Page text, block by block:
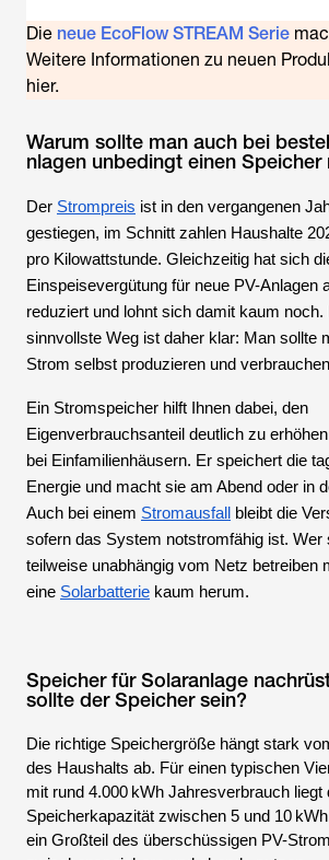
Die neue EcoFlow STREAM Serie
Weitere Informationen zu neuen
hier.
Warum sollte man auch bei
nlagen unbedingt einen Speicher
Der Strompreis ist in den vergangenen
gestiegen, im Schnitt zahlen Haushalte
pro Kilowattstunde. Gleichzeitig hat sich
Einspeisevergütung für neue PV-Anlagen
reduziert und lohnt sich damit kaum
sinnvollste Weg ist daher klar: Man sollte
Strom selbst produzieren und
Ein Stromspeicher hilft Ihnen dabei, den
Eigenverbrauchsanteil deutlich zu
bei Einfamilienhäusern. Er speichert die
Energie und macht sie am Abend oder in
Auch bei einem Stromausfall
bleibt die
sofern das System notstromfähig ist. Wer
teilweise unabhängig vom Netz betreiben
eine Solarbatterie kaum herum.
Speicher für Solaranlage
sollte der Speicher sein?
Die richtige Speichergröße hängt stark
des Haushalts ab. Für einen typischen
mit rund 4.000 kWh Jahresverbrauch liegt
Speicherkapazität zwischen 5 und 10
ein Großteil des überschüssigen PV-